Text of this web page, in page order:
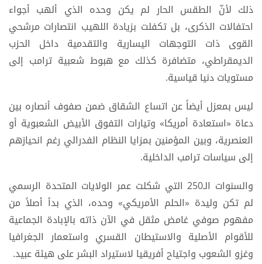
ذلك لأنّ الطقس الحار لم يكن وحده الذي ألهب أجواء
احتفالات الذكرى، بل تكفلت بزيادة اللهيب انتصارات مرشحي
القوى ذات التوجهات اليسارية والتقدمية داخل الحزب
الديمقراطي، متضافرة كذلك مع هبوط شعبية ترامب إلى
مستويات دنيا قياسية.
ليس بمعزل أيضاً عن اتساع الشقاق ضمن صفوف أنصاره بين
دعاة «استعادة أمريكا» وتيارات التفوق الأبيض الشعبوية أو
العنصرية، وبين المؤمنين بمزايا النظام الفدرالي رغم انحيازهم
إلى سياسات ترامب الداخلية.
والسنوات الـ250 التي شكلت عمر الولايات المتحدة الرسمي
لم تكن وليدة «الحلم الأمريكي» وحده، الذي بدأ أصلاً من
مفهوم صوفي غامض مثقل في الآن ذاته بالإبادة الجماعية
للأقوام الأصلية والاستيطان القسري واستعمار الجغرافيا
وغزو الشعوب واجتياح أفريقيا لاستيراد البشر على هيئة عبيد.